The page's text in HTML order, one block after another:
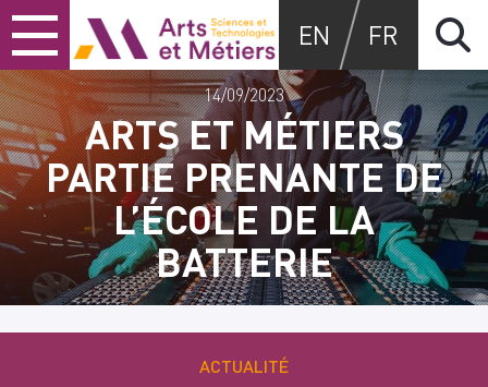
Skip
to
content
Skip
to
main
menu
Skip
to
search
Arts et métiers
EN FR
ARTS ET MÉTIERS
PARTIE PRENANTE DE
L’ÉCOLE DE LA
BATTERIE
14/09/2023
ACTUALITÉ